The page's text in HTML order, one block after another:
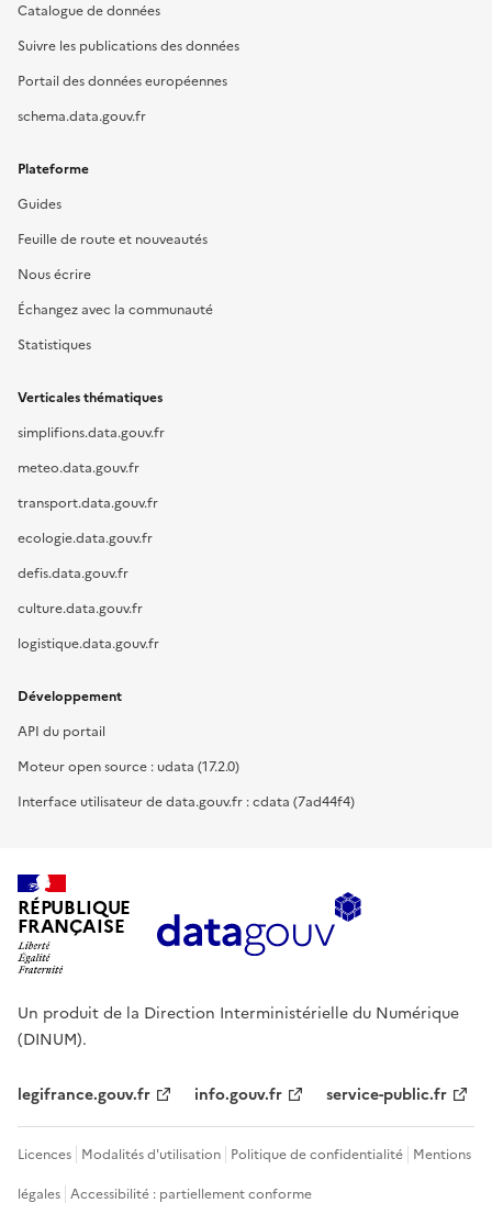
Catalogue de données
Suivre les publications des données
Portail des données européennes
schema.data.gouv.fr
Plateforme
Guides
Feuille de route et nouveautés
Nous écrire
Échangez avec la communauté
Statistiques
Verticales thématiques
simplifions.data.gouv.fr
meteo.data.gouv.fr
transport.data.gouv.fr
ecologie.data.gouv.fr
defis.data.gouv.fr
culture.data.gouv.fr
logistique.data.gouv.fr
Développement
API du portail
Moteur open source : udata (17.2.0)
Interface utilisateur de data.gouv.fr : cdata (7ad44f4)
RÉPUBLIQUE
FRANÇAISE
Un produit de la Direction Interministérielle du Numérique
(DINUM).
legifrance.gouv.fr info.gouv.fr service-public.fr
Licences Modalités d'utilisation Politique de confidentialité Mentions
légales Accessibilité : partiellement conforme